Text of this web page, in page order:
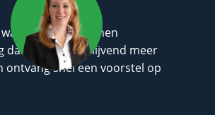
wij voor u kunnen
dan geheel vrijblijvend meer
ontvang snel een voorstel op